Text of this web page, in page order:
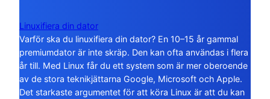
Linuxifiera din dator
Varför ska du linuxifiera din dator? En 10–15 år gammal
premiumdator är inte skräp. Den kan ofta användas i flera
år till. Med Linux får du ett system som är mer oberoende
av de stora teknikjättarna Google, Microsoft och Apple.
Det starkaste argumentet för att köra Linux är att du kan